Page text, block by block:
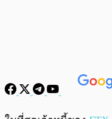
พร้อมเล่น